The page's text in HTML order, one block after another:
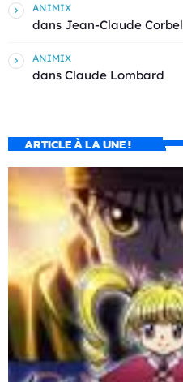
ANIMIX
dans Jean-Claude Corbel
ANIMIX
dans Claude Lombard
ARTICLE À LA UNE !